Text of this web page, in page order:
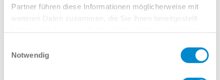
Partner führen diese Informationen möglicherweise mit
weiteren Daten zusammen, die Sie ihnen bereitgestellt
Notwendig
Oder gern direkt per Mail oder
Telefon: